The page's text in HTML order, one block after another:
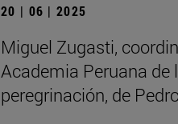
20 | 06 | 2025
Miguel Zugasti,
Academia Peruana de
peregrinación, de